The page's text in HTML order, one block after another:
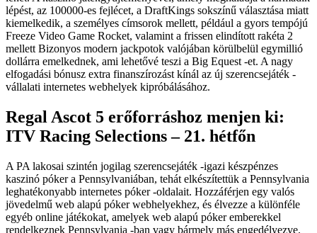
lépést, az 100000-es fejlécet, a DraftKings sokszínű választása miatt
kiemelkedik, a személyes címsorok mellett, például a gyors tempójú
Freeze Video Game Rocket, valamint a frissen elindított rakéta 2
mellett Bizonyos modern jackpotok valójában körülbelül egymillió
dollárra emelkednek, ami lehetővé teszi a Big Equest -et. A nagy
elfogadási bónusz extra finanszírozást kínál az új szerencsejáték -
vállalati internetes webhelyek kipróbálásához.
Regal Ascot 5 erőforráshoz menjen ki:
ITV Racing Selections – 21. hétfőn
A PA lakosai szintén jogilag szerencsejáték -igazi készpénzes
kaszinó póker a Pennsylvaniában, tehát elkészítettük a Pennsylvania
leghatékonyabb internetes póker -oldalait. Hozzáférjen egy valós
jövedelmű web alapú póker webhelyekhez, és élvezze a különféle
egyéb online játékokat, amelyek web alapú póker emberekkel
rendelkeznek Pennsylvania -ban vagy bármely más engedélyezve.